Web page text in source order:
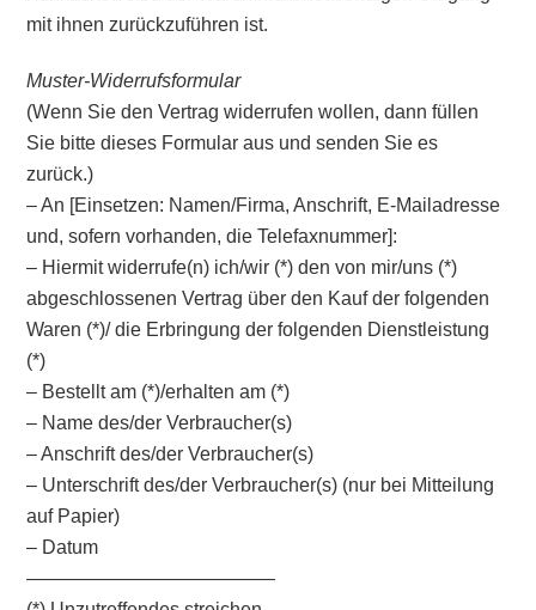
mit ihnen zurückzuführen ist.
Muster-Widerrufsformular
(Wenn Sie den Vertrag widerrufen wollen, dann füllen
Sie bitte dieses Formular aus und senden Sie es
zurück.)
– An [Einsetzen: Namen/Firma, Anschrift, E-Mailadresse
und, sofern vorhanden, die Telefaxnummer]:
– Hiermit widerrufe(n) ich/wir (*) den von mir/uns (*)
abgeschlossenen Vertrag über den Kauf der folgenden
Waren (*)/ die Erbringung der folgenden Dienstleistung
(*)
– Bestellt am (*)/erhalten am (*)
– Name des/der Verbraucher(s)
– Anschrift des/der Verbraucher(s)
– Unterschrift des/der Verbraucher(s) (nur bei Mitteilung
auf Papier)
– Datum
—————————————